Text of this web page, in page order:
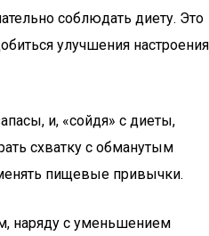
соблюдать диету. Это
улучшения настроения
и, «сойдя» с диеты,
схватку с обманутым
пищевые привычки.
наряду с уменьшением